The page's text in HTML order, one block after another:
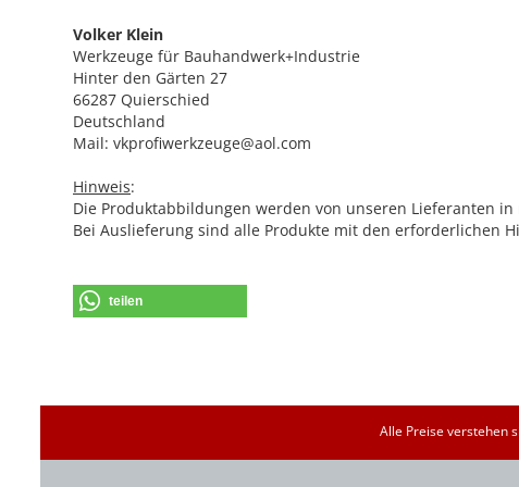
Volker Klein
Werkzeuge für Bauhandwerk+Industrie
Hinter den Gärten 27
66287 Quierschied
Deutschland
Mail: vkprofiwerkzeuge@aol.com
Hinweis:
Die Produktabbildungen werden von unseren Lieferanten
Bei Auslieferung sind alle Produkte mit den erforderlichen
teilen
Alle Preise verstehen